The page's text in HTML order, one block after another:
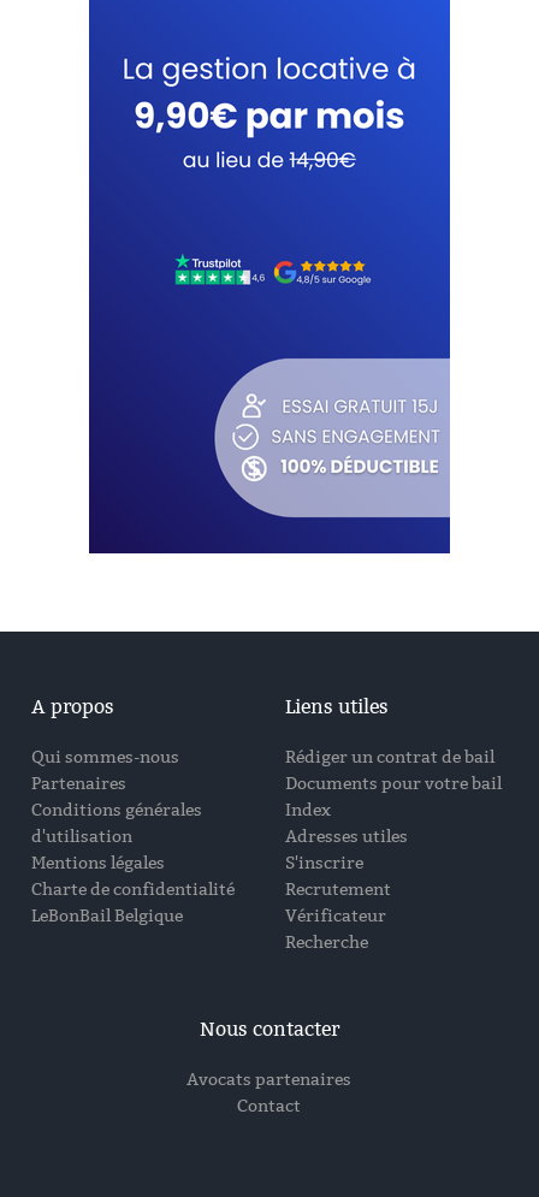
A propos
Qui sommes-nous
Partenaires
Conditions générales
d'utilisation
Mentions légales
Charte de confidentialité
LeBonBail Belgique
Liens utiles
Rédiger un contrat de bail
Documents pour votre bail
Index
Adresses utiles
S'inscrire
Recrutement
Vérificateur
Recherche
Nous contacter
Avocats partenaires
Contact